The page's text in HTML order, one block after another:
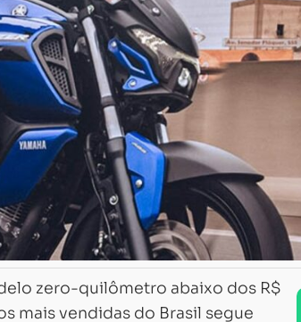
zero-quilômetro abaixo dos R$
mais vendidas do Brasil segue